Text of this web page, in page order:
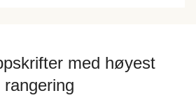
med høyest
rangering